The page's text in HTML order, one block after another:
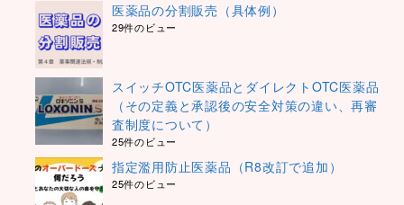
医薬品の分割販売（具体例）
29件のビュー
スイッチOTC医薬品とダイレクトOTC医薬品
（その定義と承認後の安全対策の違い、再審
査制度について）
25件のビュー
指定濫用防止医薬品（R8改訂で追加）
25件のビュー